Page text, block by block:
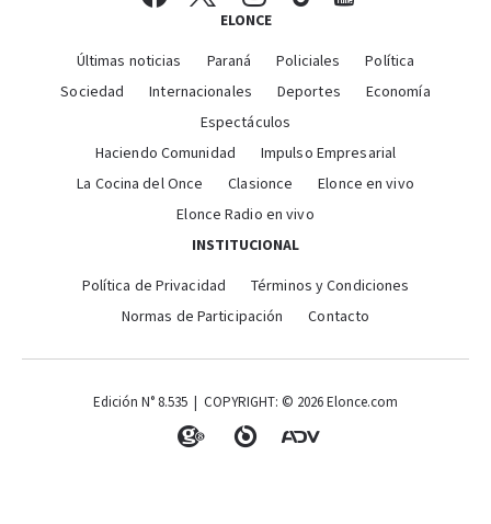
ELONCE
Últimas noticias Paraná Policiales
Política
Sociedad
Internacionales Deportes
Economía
Espectáculos
Haciendo Comunidad
Impulso Empresarial
La Cocina del Once
Clasionce
Elonce en vivo
Elonce Radio en vivo
INSTITUCIONAL
Política de Privacidad
Términos y Condiciones
Normas de Participación
Contacto
Edición N° 8.535 | COPYRIGHT: © 2026 Elonce.com